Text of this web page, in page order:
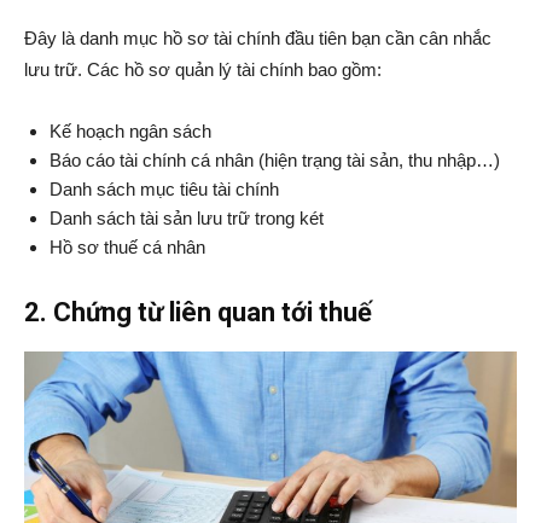
Đây là danh mục hồ sơ tài chính đầu tiên bạn cần cân nhắc
lưu trữ. Các hồ sơ quản lý tài chính bao gồm:
Kế hoạch ngân sách
Báo cáo tài chính cá nhân (hiện trạng tài sản, thu nhập…)
Danh sách mục tiêu tài chính
Danh sách tài sản lưu trữ trong két
Hồ sơ thuế cá nhân
2. Chứng từ liên quan tới thuế